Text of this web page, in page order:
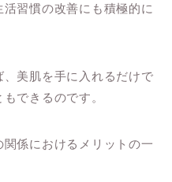
習慣の改善にも積極的に
美肌を手に入れるだけで
できるのです。
係におけるメリットの一